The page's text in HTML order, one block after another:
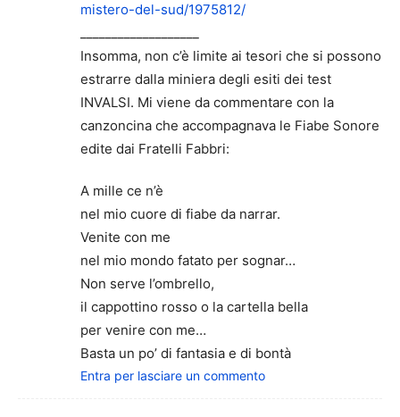
mistero-del-sud/1975812/
Insomma, non c’è limite ai tesori che si possono
estrarre dalla miniera degli esiti dei test
INVALSI. Mi viene da commentare con la
canzoncina che accompagnava le Fiabe Sonore
edite dai Fratelli Fabbri:
A mille ce n’è
nel mio cuore di fiabe da narrar.
Venite con me
nel mio mondo fatato per sognar…
Non serve l’ombrello,
il cappottino rosso o la cartella bella
per venire con me…
Basta un po’ di fantasia e di bontà
Entra per lasciare un commento